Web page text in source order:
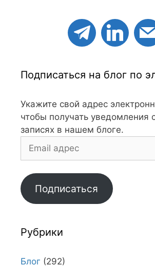
Подписаться на блог по
Укажите свой адрес
чтобы получать уведомления
записях в нашем блоге.
адрес
Подписаться
Рубрики
Блог (292)